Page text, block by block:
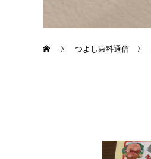
つよし歯科通信